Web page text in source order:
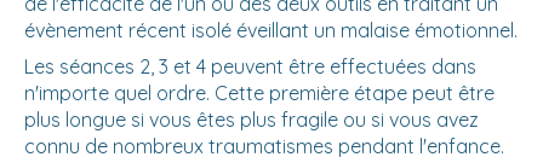
évènement récent isolé éveillant un malaise émotionnel.
Les séances 2, 3 et 4 peuvent être effectuées dans
n'importe quel ordre. Cette première étape peut être
plus longue si vous êtes plus fragile ou si vous avez
connu de nombreux traumatismes pendant l'enfance.